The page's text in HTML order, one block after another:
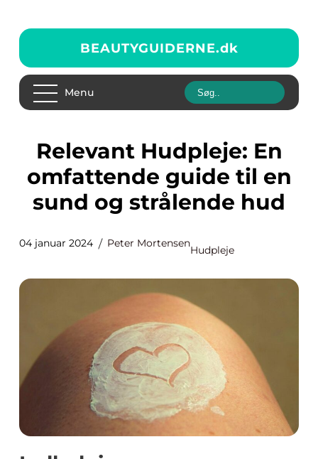
BEAUTYGUIDERNE.dk
Menu
Relevant Hudpleje: En
omfattende guide til en
sund og strålende hud
04 januar 2024 Peter Mortensen
Hudpleje